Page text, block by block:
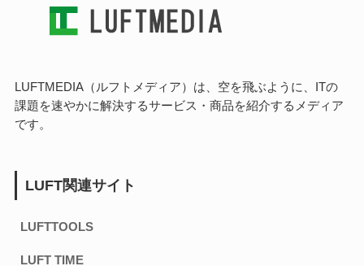
LUFTMEDIA（ルフトメディア）は、空を飛ぶように、ITの
課題を速やかに解決するサービス・商品を紹介するメディア
です。
LUFT関連サイト
LUFTTOOLS
LUFT TIME